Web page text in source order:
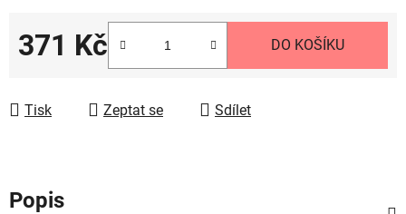
371 Kč DO KOŠÍKU
Tisk Zeptat se Sdílet
Popis